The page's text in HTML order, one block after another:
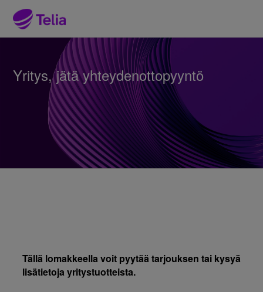
Yritys, jätä yhteydenottopyyntö
Tällä lomakkeella voit pyytää tarjouksen tai kysyä
lisätietoja yritystuotteista.